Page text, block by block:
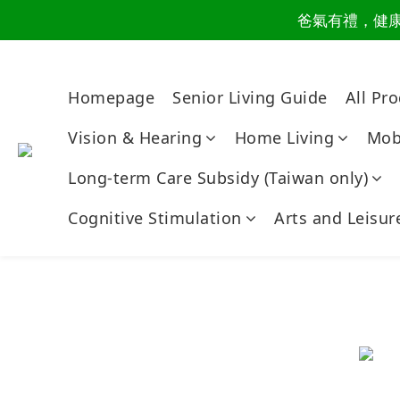
讀懂爸
爸氣有禮，健
Homepage Senior Living Guide
All
Vision & Hearing
Home Living
Long-term Care Subsidy (Taiwan only)
Cognitive Stimulation
Arts and